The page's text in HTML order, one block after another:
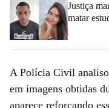
Justiça
matar
A Polícia Civil
em imagens obtidas
aparece reforçando